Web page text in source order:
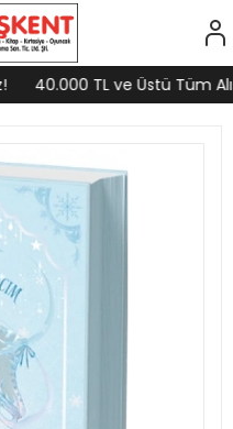
40.000 TL ve Üstü Tüm